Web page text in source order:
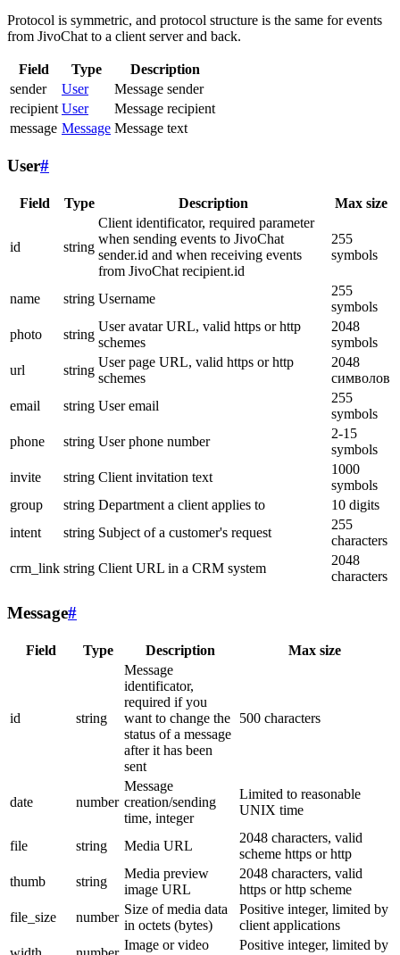
Protocol is symmetric, and protocol structure is the same for events
from JivoChat to a client server and back.
Field Type
Description
sender
User
Message sender
recipient User
Message recipient
message Message Message text
User#
Field Type Description Max size
id string
Client identificator, required parameter
when sending events to JivoChat
sender.id and when receiving events
from JivoChat recipient.id
255
symbols
name string Username
255
symbols
photo
string
User avatar URL, valid https or http
schemes
2048
symbols
url
string
User page URL, valid https or http
schemes
2048
символов
email
string User email
255
symbols
phone
string User phone number
2-15
symbols
invite
string Client invitation text
1000
symbols
group
string Department a client applies to
10 digits
intent
string Subject of a customer's request
255
characters
crm_link string Client URL in a CRM system
2048
characters
Message#
Field Type Description Max size
id string
Message
identificator,
required if you
want to change the
status of a message
after it has been
sent
500 characters
date number
Message
creation/sending
time, integer
Limited to reasonable
UNIX time
file string Media URL
2048 characters, valid
scheme https or http
thumb
string
Media preview
image URL
2048 characters, valid
https or http scheme
file_size
number
Size of media data
in octets (bytes)
Positive integer, limited by
client applications
Image or video
Positive integer, limited by